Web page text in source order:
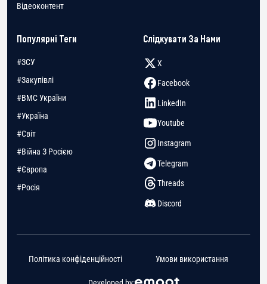
Відеоконтент
Популярні Теги
#ЗСУ
#Закупівлі
#ВМС України
#Україна
#Світ
#Війна З Росією
#Європа
#Росія
Слідкувати За Нами
X
Facebook
LinkedIn
Youtube
Instagram
Telegram
Threads
Discord
Політика конфіденційності Умови використання